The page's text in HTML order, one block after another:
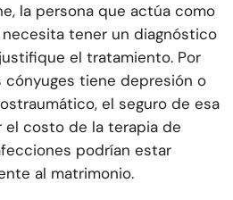
la persona que actúa como
tener un diagnóstico
el tratamiento. Por
cónyuges tiene depresión o
el seguro de esa
costo de la terapia de
podrían estar
al matrimonio.